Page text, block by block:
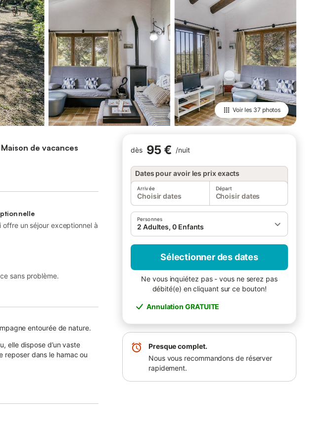
Voir les 37 photos
Maison de vacances
dès 95 € /nuit
Dates pour avoir les prix exacts
Arrivée
Choisir dates
Départ
Choisir dates
Personnes
2 Adultes, 0 Enfants
Sélectionner des dates
Ne vous inquiétez pas - vous ne serez pas
débité(e) en cliquant sur ce bouton!
Annulation GRATUITE
Presque complet.
Nous vous recommandons de réserver
rapidement.
offre un séjour exceptionnel à
sans problème.
entourée de nature.
elle dispose d’un vaste
reposer dans le hamac ou
Par respect du
vitrée, lave-linge, fer et